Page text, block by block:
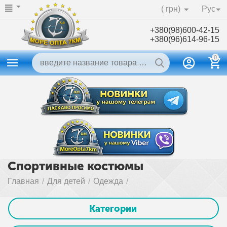
Рус
( грн)
+380(98)600-42-15
+380(96)614-96-15
0
Спортивные костюмы
Главная / Для детей / Одежда /
Категории